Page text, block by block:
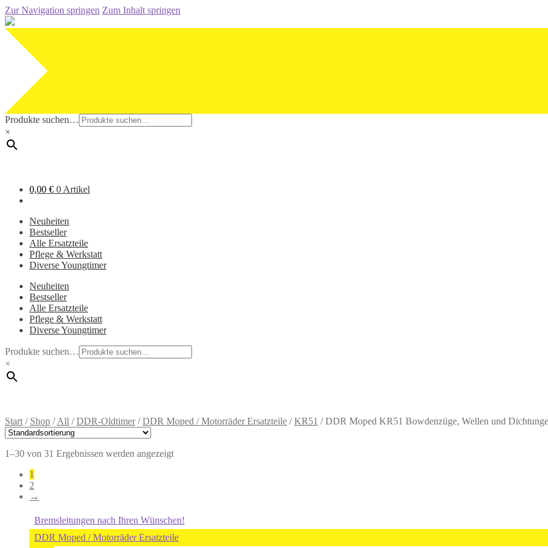
Zur Navigation springen Zum Inhalt springen
Produkte suchen…
×
0,00 € 0 Artikel
Neuheiten
Bestseller
Alle Ersatzteile
Pflege & Werkstatt
Diverse Youngtimer
Neuheiten
Bestseller
Alle Ersatzteile
Pflege & Werkstatt
Diverse Youngtimer
Produkte suchen…
×
Start / Shop /All /DDR-Oldtimer/DDR Moped / Motorräder Ersatzteile /KR51 /DDR Moped KR51 Bowdenzüge, Wellen und
1–30 von 31 Ergebnissen werden angezeigt
1
2
→
Bremsleitungen nach Ihren Wünschen!
DDR Moped / Motorräder Ersatzteile